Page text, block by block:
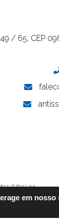
49 / 65, CEP
Adesivas
em